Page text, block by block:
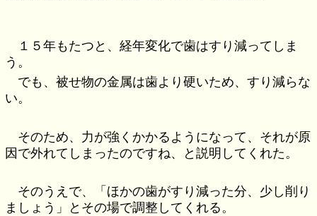
１５年もたつと、経年変化で歯はすり減ってしま
う。
でも、被せ物の金属は歯より硬いため、すり減らな
い。
そのため、力が強くかかるようになって、それが原
因で外れてしまったのですね、と説明してくれた。
そのうえで、「ほかの歯がすり減った分、少し削り
ましょう」とその場で調整してくれる。